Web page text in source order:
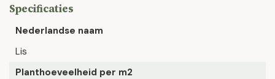
Specificaties
Nederlandse naam
Lis
Planthoeveelheid per m2